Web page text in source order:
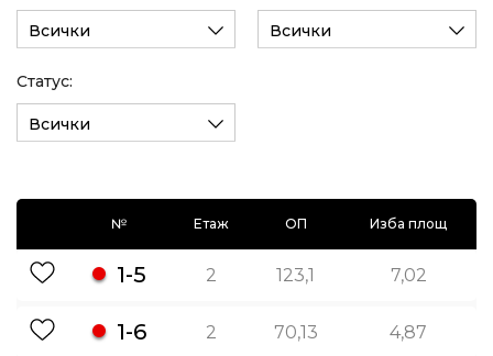
Всички Всички
Статус:
Всички
№ Етаж ОП Изба площ
1-5 2 123,1 7,02
1-6 2 70,13 4,87